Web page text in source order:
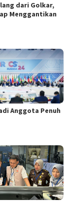
dari Golkar,
Menggantikan
Anggota Penuh